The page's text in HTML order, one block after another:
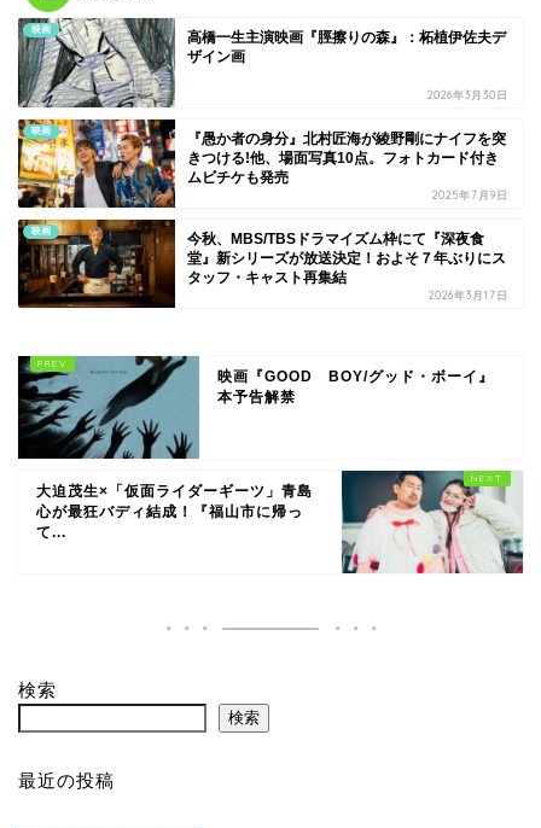
映画
高橋一生主演映画『脛擦りの森』：柘植伊佐夫デ
ザイン画
2026年3月30日
映画
『愚か者の身分』北村匠海が綾野剛にナイフを突
きつける!他、場面写真10点。フォトカード付き
ムビチケも発売
2025年7月9日
映画
今秋、MBS/TBSドラマイズム枠にて『深夜食
堂』新シリーズが放送決定！およそ７年ぶりにス
タッフ・キャスト再集結
2026年3月17日
映画『GOOD BOY/グッド・ボーイ』
本予告解禁
大迫茂生×「仮面ライダーギーツ」青島
心が最狂バディ結成！『福山市に帰っ
て...
検索
検索
最近の投稿